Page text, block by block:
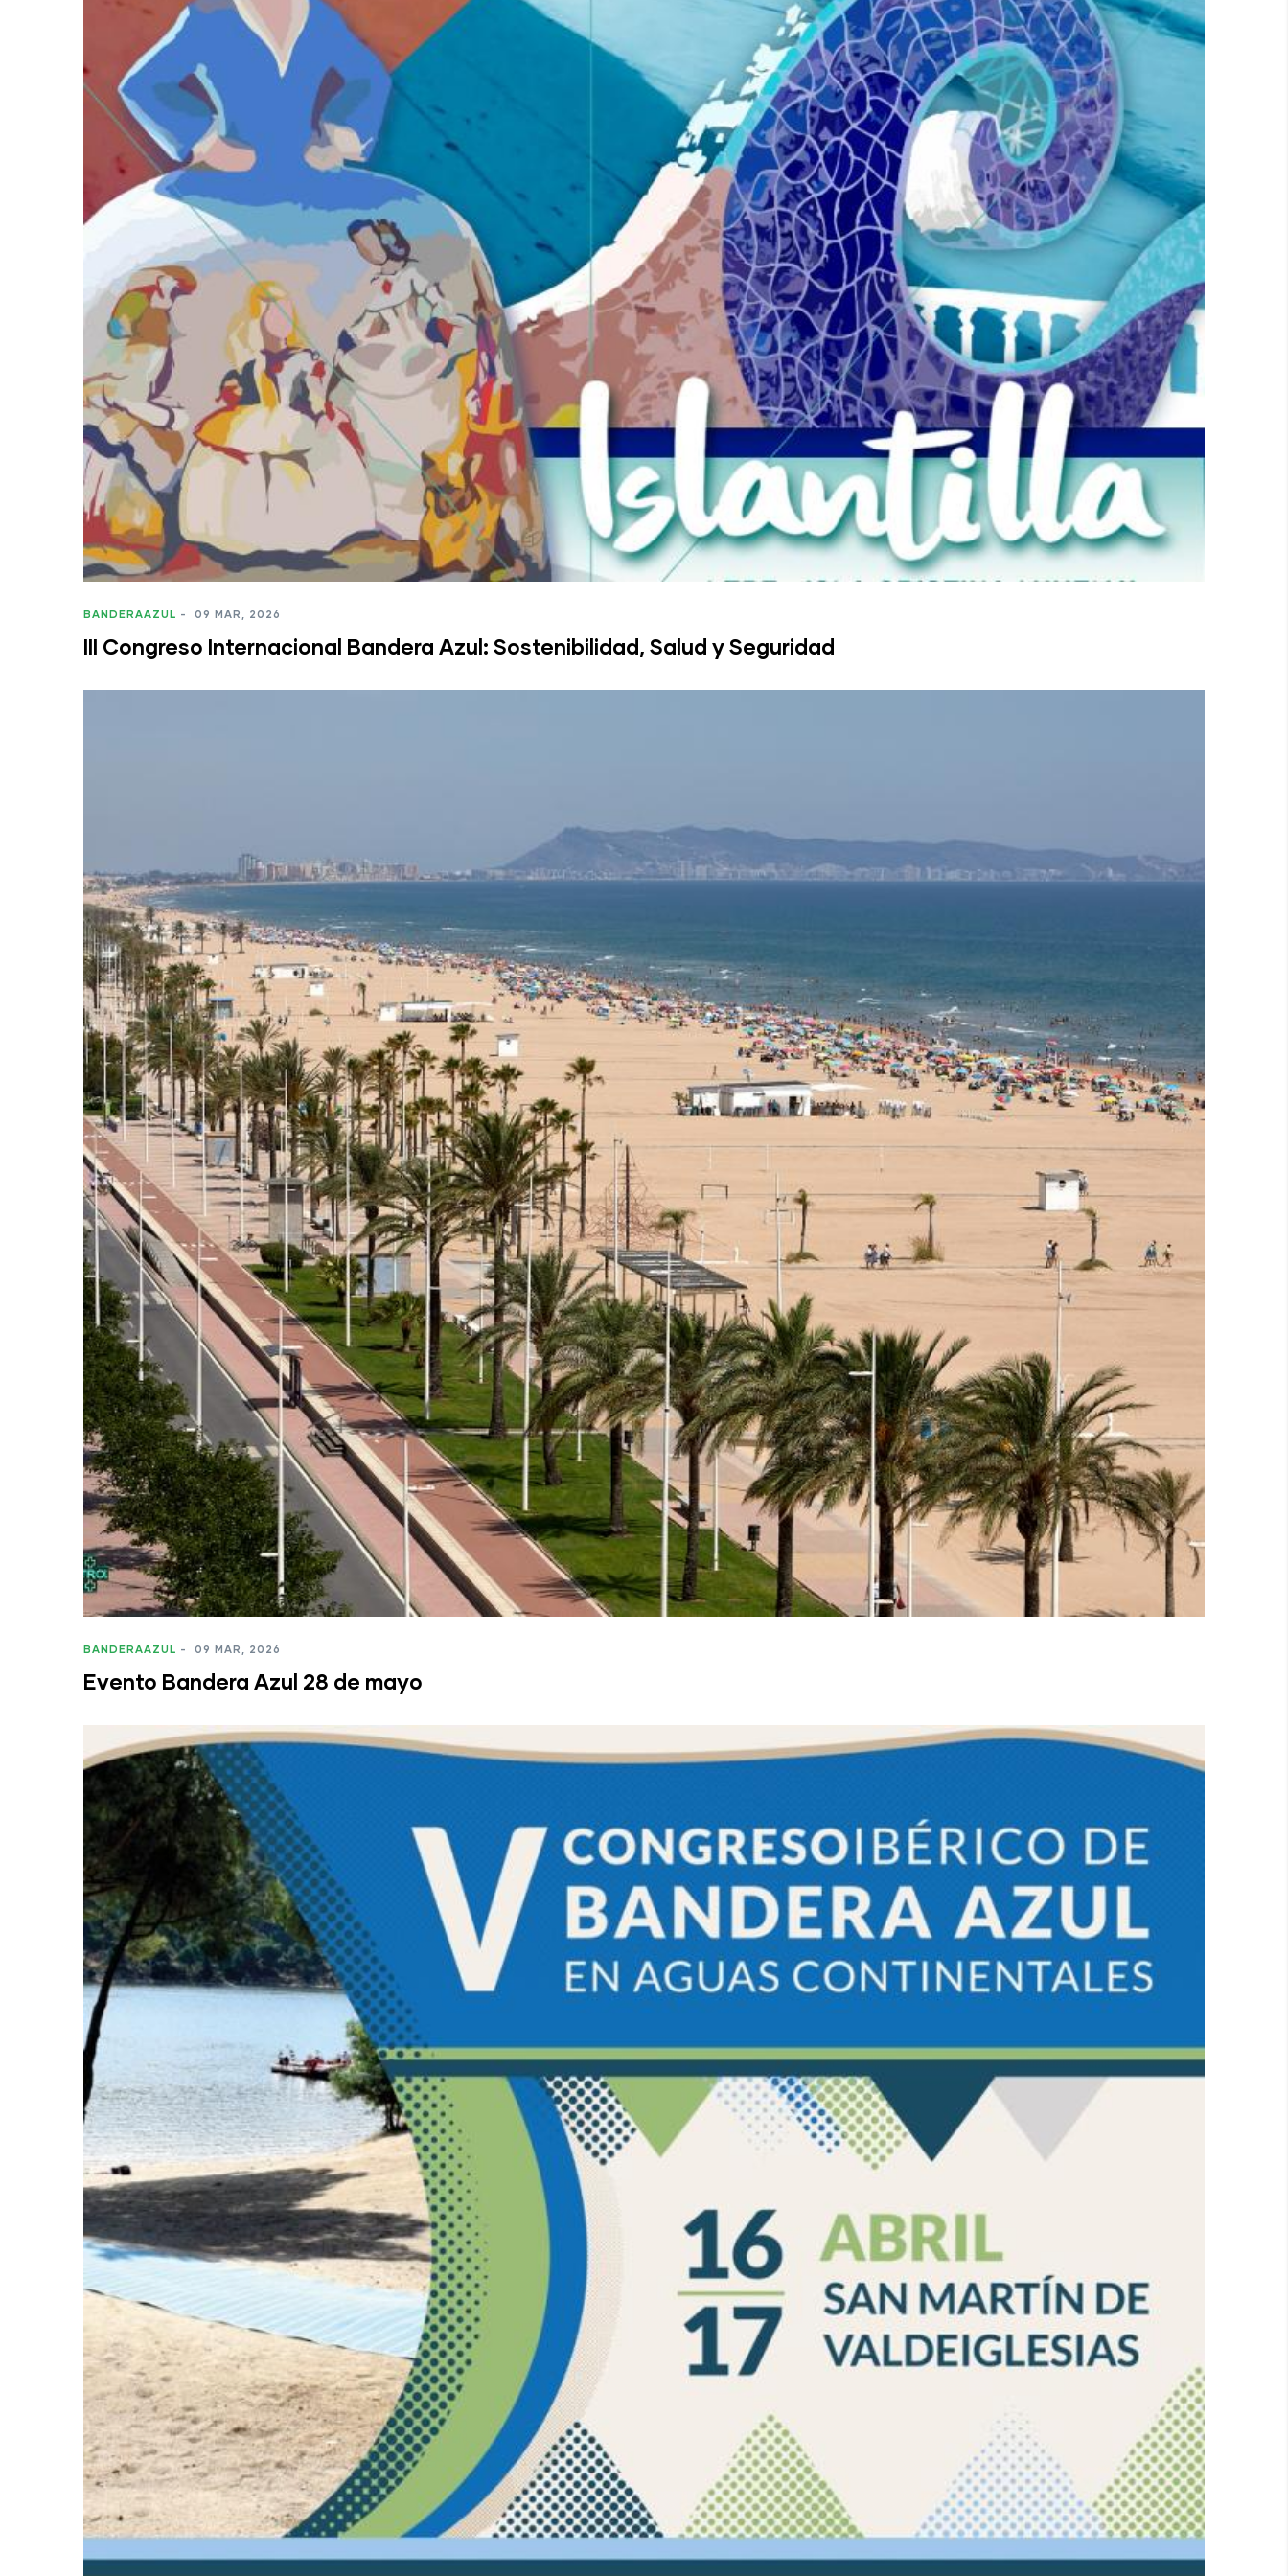
BANDERAAZUL - 09 MAR, 2026
III Congreso Internacional Bandera Azul: Sostenibilidad, Salud y Seguridad
BANDERAAZUL - 09 MAR, 2026
Evento Bandera Azul 28 de mayo